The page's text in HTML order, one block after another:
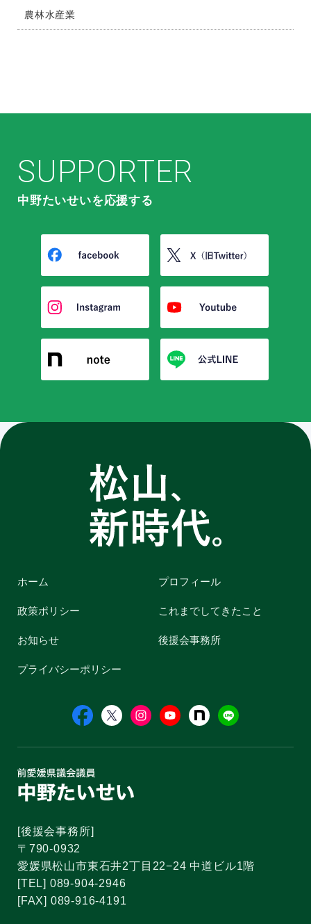
農林水産業
SUPPORTER
中野たいせいを応援する
ホーム プロフィール
政策ポリシー これまでしてきたこと
お知らせ 後援会事務所
プライバシーポリシー
[後援会事務所]
〒790-0932
愛媛県松山市東石井2丁目22−24 中道ビル1階
[TEL] 089-904-2946
[FAX] 089-916-4191